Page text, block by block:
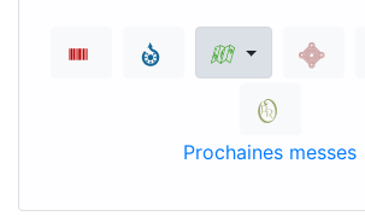
Prochaines messes